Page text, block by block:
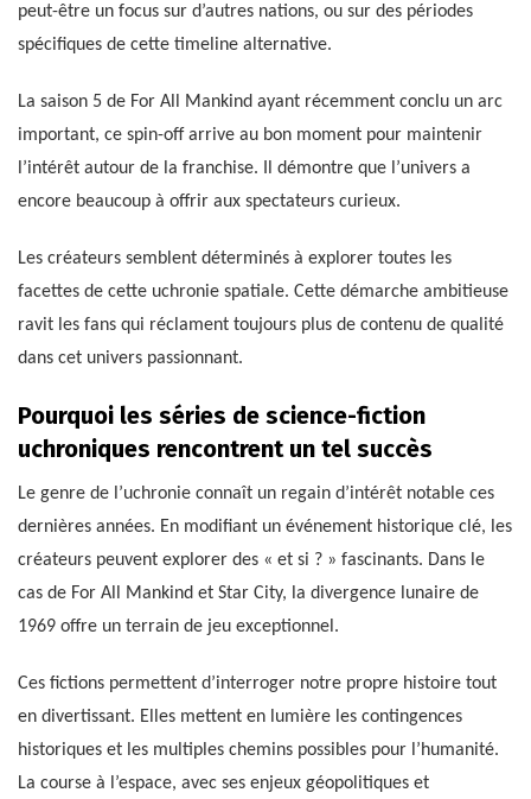
peut-être un focus sur d’autres nations, ou sur des périodes
spécifiques de cette timeline alternative.
La saison 5 de For All Mankind ayant récemment conclu un arc
important, ce spin-off arrive au bon moment pour maintenir
l’intérêt autour de la franchise. Il démontre que l’univers a
encore beaucoup à offrir aux spectateurs curieux.
Les créateurs semblent déterminés à explorer toutes les
facettes de cette uchronie spatiale. Cette démarche ambitieuse
ravit les fans qui réclament toujours plus de contenu de qualité
dans cet univers passionnant.
Pourquoi les séries de science-fiction
uchroniques rencontrent un tel succès
Le genre de l’uchronie connaît un regain d’intérêt notable ces
dernières années. En modifiant un événement historique clé, les
créateurs peuvent explorer des « et si ? » fascinants. Dans le
cas de For All Mankind et Star City, la divergence lunaire de
1969 offre un terrain de jeu exceptionnel.
Ces fictions permettent d’interroger notre propre histoire tout
en divertissant. Elles mettent en lumière les contingences
historiques et les multiples chemins possibles pour l’humanité.
La course à l’espace, avec ses enjeux géopolitiques et